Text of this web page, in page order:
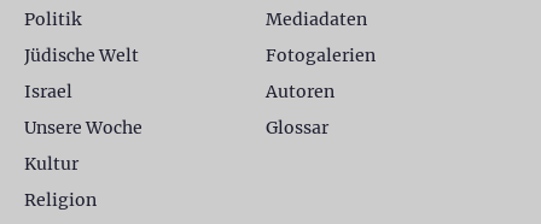
Politik
Jüdische Welt
Israel
Unsere Woche
Kultur
Religion
Mediadaten
Fotogalerien
Autoren
Glossar